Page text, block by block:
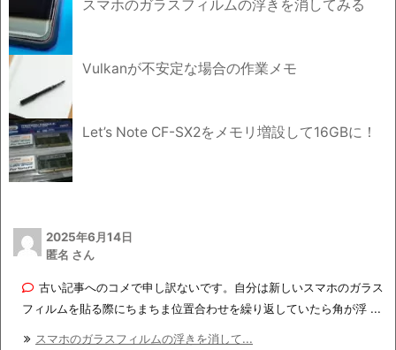
スマホのガラスフィルムの浮きを消してみる
Vulkanが不安定な場合の作業メモ
Let’s Note CF-SX2をメモリ増設して16GBに！
2025年6月14日
匿名 さん
古い記事へのコメで申し訳ないです。自分は新しいスマホのガラス
フィルムを貼る際にちまちま位置合わせを繰り返していたら角が浮 ...
スマホのガラスフィルムの浮きを消して...